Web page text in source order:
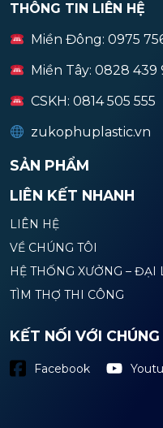
THÔNG TIN LIÊN HỆ
Miền Đông: 0975 756
Miền Tây: 0828 439
CSKH: 0814 505 555
zukophuplastic.vn
SẢN PHẨM
LIÊN KẾT NHANH
LIÊN HỆ
VỀ CHÚNG TÔI
HỆ THỐNG XƯỞNG – ĐẠI
TÌM THỢ THI CÔNG
KẾT NỐI VỚI
Facebook